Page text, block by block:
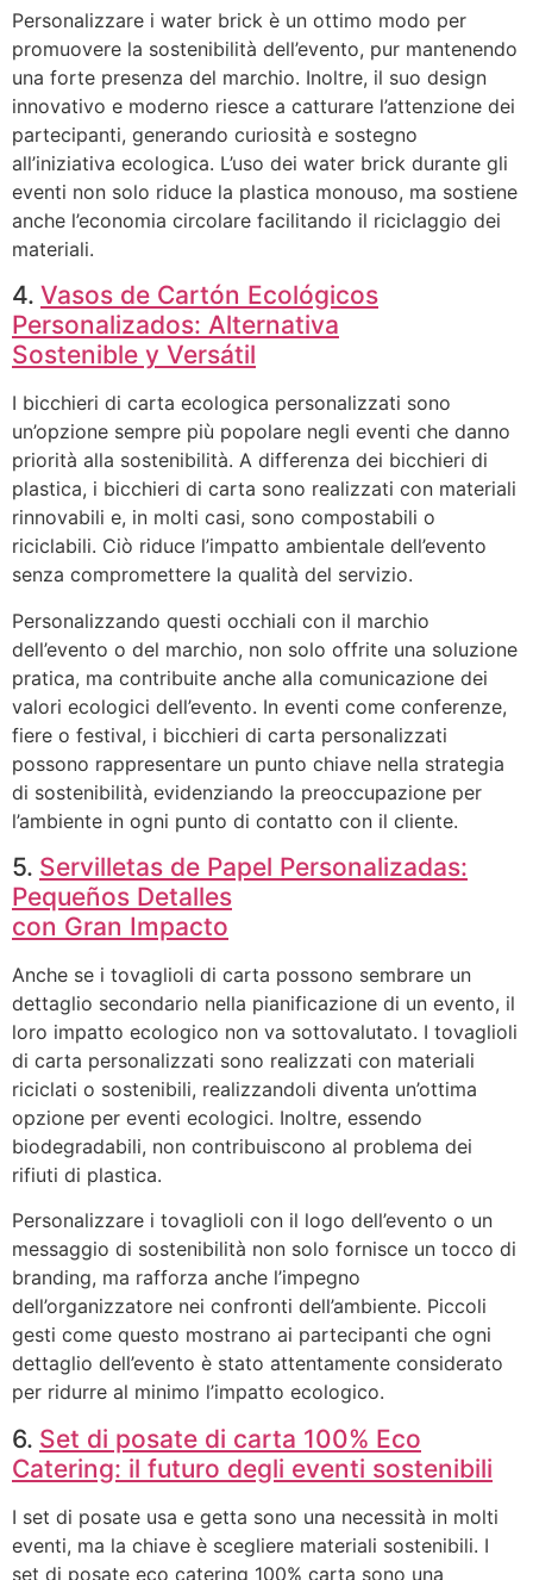
Personalizzare i water brick è un ottimo modo per
promuovere la sostenibilità dell’evento, pur mantenendo
una forte presenza del marchio. Inoltre, il suo design
innovativo e moderno riesce a catturare l’attenzione dei
partecipanti, generando curiosità e sostegno
all’iniziativa ecologica. L’uso dei water brick durante gli
eventi non solo riduce la plastica monouso, ma sostiene
anche l’economia circolare facilitando il riciclaggio dei
materiali.
4. Vasos de Cartón Ecológicos
Personalizados: Alternativa
Sostenible y Versátil
I bicchieri di carta ecologica personalizzati sono
un’opzione sempre più popolare negli eventi che danno
priorità alla sostenibilità. A differenza dei bicchieri di
plastica, i bicchieri di carta sono realizzati con materiali
rinnovabili e, in molti casi, sono compostabili o
riciclabili. Ciò riduce l’impatto ambientale dell’evento
senza compromettere la qualità del servizio.
Personalizzando questi occhiali con il marchio
dell’evento o del marchio, non solo offrite una soluzione
pratica, ma contribuite anche alla comunicazione dei
valori ecologici dell’evento. In eventi come conferenze,
fiere o festival, i bicchieri di carta personalizzati
possono rappresentare un punto chiave nella strategia
di sostenibilità, evidenziando la preoccupazione per
l’ambiente in ogni punto di contatto con il cliente.
5. Servilletas de Papel Personalizadas:
Pequeños Detalles
con Gran Impacto
Anche se i tovaglioli di carta possono sembrare un
dettaglio secondario nella pianificazione di un evento, il
loro impatto ecologico non va sottovalutato. I tovaglioli
di carta personalizzati sono realizzati con materiali
riciclati o sostenibili, realizzandoli diventa un’ottima
opzione per eventi ecologici. Inoltre, essendo
biodegradabili, non contribuiscono al problema dei
rifiuti di plastica.
Personalizzare i tovaglioli con il logo dell’evento o un
messaggio di sostenibilità non solo fornisce un tocco di
branding, ma rafforza anche l’impegno
dell’organizzatore nei confronti dell’ambiente. Piccoli
gesti come questo mostrano ai partecipanti che ogni
dettaglio dell’evento è stato attentamente considerato
per ridurre al minimo l’impatto ecologico.
6. Set di posate di carta 100% Eco
Catering: il futuro degli eventi sostenibili
I set di posate usa e getta sono una necessità in molti
eventi, ma la chiave è scegliere materiali sostenibili. I
set di posate eco catering 100% carta sono una